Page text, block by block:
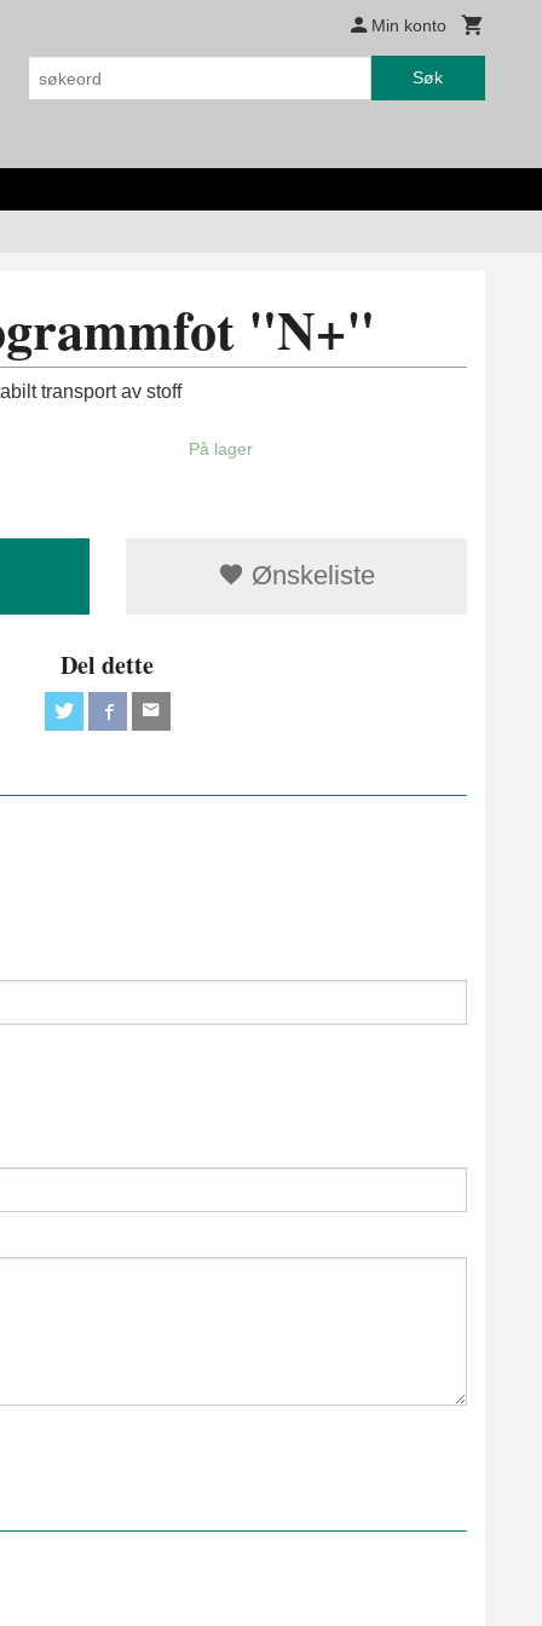
Min konto
Søk
"N+"
transport av stoff
På lager
Ønskeliste
Del dette